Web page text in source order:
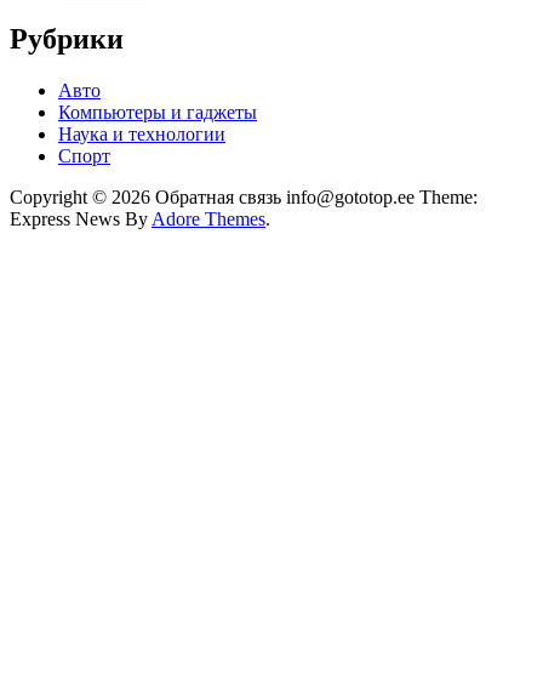
Рубрики
Авто
Компьютеры и гаджеты
Наука и технологии
Спорт
Copyright © 2026 Обратная связь info@gototop.ee Theme:
Express News By Adore Themes.